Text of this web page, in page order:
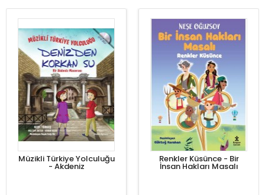
Müzikli Türkiye Yolculuğu
- Akdeniz
Renkler Küsünce - Bir
İnsan Hakları Masalı